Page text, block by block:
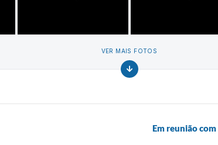
VER MAIS FOTOS
Em reunião